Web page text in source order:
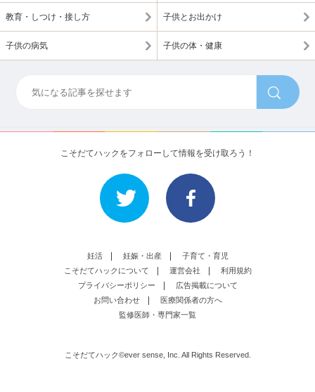
教育・しつけ・接し方 子供とお出かけ
子供の病気 子供の体・健康
こそだてハックをフォローして情報を受け取ろう！
妊活 妊娠・出産
子育て・育児
こそだてハックについて
運営会社
利用規約
プライバシーポリシー
広告掲載について
お問い合わせ
医療関係者の方へ
監修医師・専門家一覧
こそだてハック©ever sense, Inc. All Rights Reserved.